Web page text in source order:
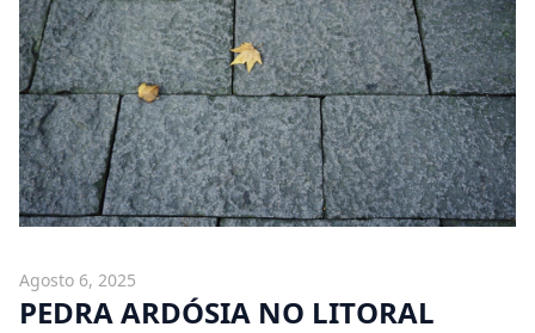
Agosto 6, 2025
PEDRA ARDÓSIA NO LITORAL